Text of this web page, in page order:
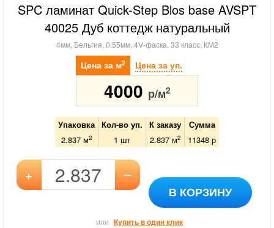
SPC ламинат Quick-Step Blos base AVSPT
40025 Дуб коттедж натуральный
4мм, Бельгия, 0.55мм, 4V-фаска, 33 класс, КМ2
Цена за м2 Цена за уп.
4000 р/м2
Упаковка Кол-во уп. К заказу
Сумма
2.837 м2 1 шт 2.837 м2 11348 р
+ –
В КОРЗИНУ
или Купить в один клик